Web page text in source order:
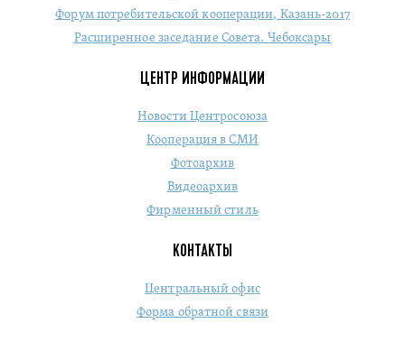
Форум потребительской кооперации, Казань-2017
Расширенное заседание Совета. Чебоксары
ЦЕНТР ИНФОРМАЦИИ
Новости Центросоюза
Кооперация в СМИ
Фотоархив
Видеоархив
Фирменный стиль
КОНТАКТЫ
Центральный офис
Форма обратной связи